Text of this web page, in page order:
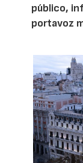
público,
portavoz